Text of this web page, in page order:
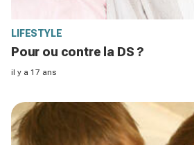
LIFESTYLE
Pour ou contre la DS ?
il y a 17 ans